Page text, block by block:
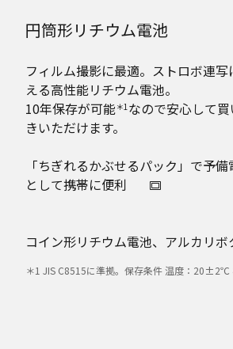
円筒形リチウム電池
フィルム撮影に最適。ストロボ連写
える高性能リチウム電池。
10年保存が可能＊1なので安心して買
きいただけます。
「ちぎれるかぶせるパック」で予備
として携帯に便利
コイン形リチウム電池、アルカリ
＊1 JIS C8515に準拠。保存条件 温度：